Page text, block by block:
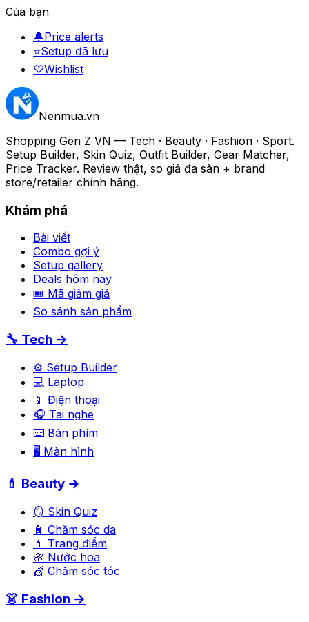
Của bạn
🔔Price alerts
⭐Setup đã lưu
♡Wishlist
Nenmua.vn
Shopping Gen Z VN — Tech · Beauty · Fashion · Sport.
Setup Builder, Skin Quiz, Outfit Builder, Gear Matcher,
Price Tracker. Review thật, so giá đa sàn + brand
store/retailer chính hãng.
Khám phá
Bài viết
Combo gợi ý
Setup gallery
Deals hôm nay
🎟 Mã giảm giá
So sánh sản phẩm
🔧 Tech →
⚙️ Setup Builder
💻 Laptop
📱 Điện thoại
🎧 Tai nghe
⌨️ Bàn phím
🖥️ Màn hình
💄 Beauty →
🪞 Skin Quiz
🧴 Chăm sóc da
💄 Trang điểm
🌸 Nước hoa
💇 Chăm sóc tóc
👗 Fashion →